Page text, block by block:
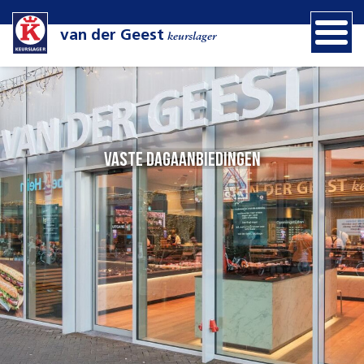
van der Geest keurslager
Vaste dagaanbiedingen